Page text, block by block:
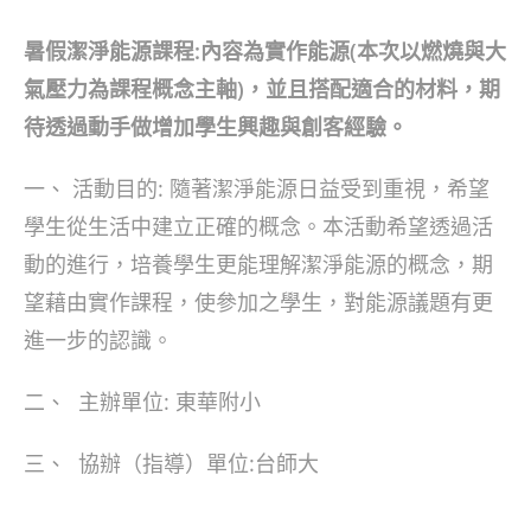
暑假潔淨能源課程:內容為實作能源(本次以燃燒與大
氣壓力為課程概念主軸)，並且搭配適合的材料，期
待透過動手做增加學生興趣與創客經驗。
一、 活動目的: 隨著潔淨能源日益受到重視，希望
學生從生活中建立正確的概念。本活動希望透過活
動的進行，培養學生更能理解潔淨能源的概念，期
望藉由實作課程，使參加之學生，對能源議題有更
進一步的認識。
二、 主辦單位: 東華附小
三、 協辦（指導）單位:台師大